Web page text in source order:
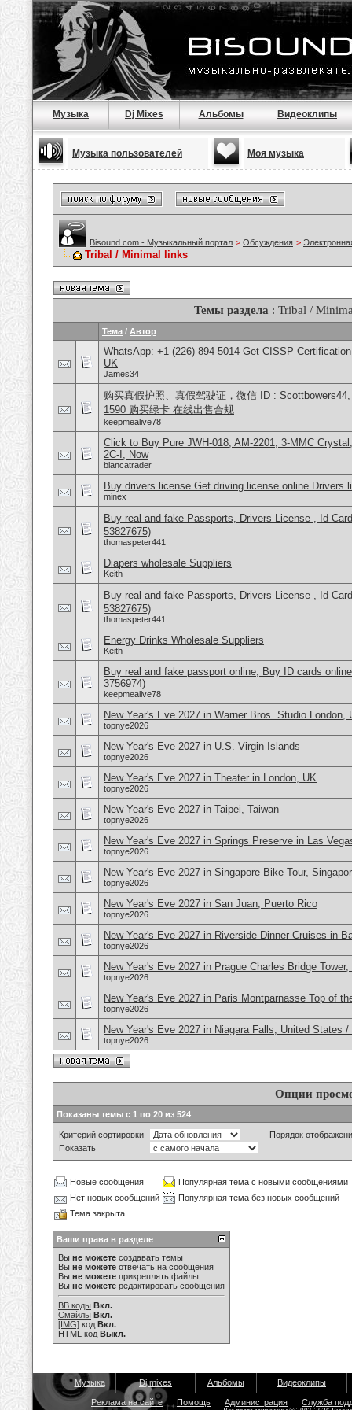
Музыка Dj Mixes Альбомы Видеоклипы
Музыка пользователей Моя музыка
Bisound.com - Музыкальный портал > Обсуждения >
Tribal / Minimal links
Темы раздела : Tribal /
Тема / Автор
WhatsApp: +1 (226) 894-5014​ Get CISSP
UK
James34
购买真假护照、真假驾驶证，微信 ID :
1590 购买绿卡 在线出售合规
keepmealive78
Click to Buy Pure JWH-018, AM-2201, 3-MMC
2C-I, Now
blancatrader
Buy drivers license Get driving license online Drivers
minex
Buy real and fake Passports, Drivers License , Id
53827675)
thomaspeter441
Diapers wholesale Suppliers
Keith
Buy real and fake Passports, Drivers License , Id
53827675)
thomaspeter441
Energy Drinks Wholesale Suppliers
Keith
Buy real and fake passport online, Buy ID cards
3756974)
keepmealive78
New Year's Eve 2027 in Warner Bros. Studio London,
topnye2026
New Year's Eve 2027 in U.S. Virgin Islands
topnye2026
New Year's Eve 2027 in Theater in London, UK
topnye2026
New Year's Eve 2027 in Taipei, Taiwan
topnye2026
New Year's Eve 2027 in Springs Preserve in Las
topnye2026
New Year's Eve 2027 in Singapore Bike Tour,
topnye2026
New Year's Eve 2027 in San Juan, Puerto Rico
topnye2026
New Year's Eve 2027 in Riverside Dinner Cruises in
topnye2026
New Year's Eve 2027 in Prague Charles Bridge
topnye2026
New Year's Eve 2027 in Paris Montparnasse Top of
topnye2026
New Year's Eve 2027 in Niagara Falls, United States /
topnye2026
Опции
Показаны темы с 1 по 20 из 524
Критерий сортировки
Порядок
Показать
Новые сообщения
Популярная тема с новыми сообщениями
Нет новых сообщений
Популярная тема без новых сообщений
Тема закрыта
Ваши права в разделе
Вы не можете создавать темы
Вы не можете отвечать на сообщения
Вы не можете прикреплять файлы
Вы не можете редактировать сообщения
BB коды Вкл.
Смайлы Вкл.
[IMG] код Вкл.
HTML код Выкл.
Музыка Dj mixes Альбомы Видеоклипы
Реклама на сайте Помощь Администрация Служба